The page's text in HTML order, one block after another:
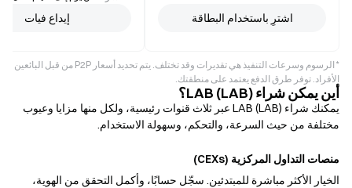
اشترِ باستخدام البطاقة إيداع فيات
* الرسوم وسرعات التنفيذ هي تقديرات وقد تختلف. يتم تحديد أسعار P2P من قبل البائعين
الأفراد. توفر طرق الدفع يعتمد على منطقتك.
أين يمكن شراء LAB (LAB)؟
يمكنك شراء LAB (LAB) عبر ثلاث قنوات رئيسية، ولكل منها مزايا وعيوب
مختلفة من حيث السرعة، والتحكم، وسهولة الاستخدام.
منصات التداول المركزية (CEXs)
الخيار الأكثر مباشرة للمبتدئين. سجّل حسابًا، وأكمل التحقق من الهوية،